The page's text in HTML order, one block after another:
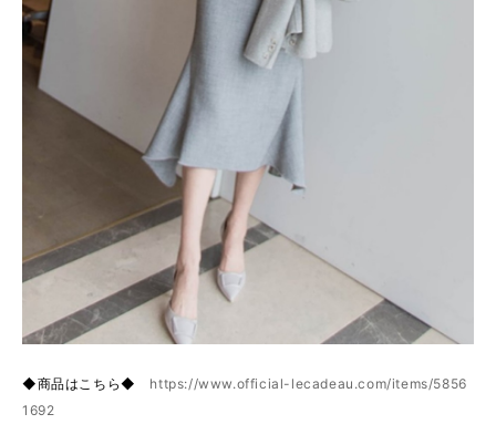
◆商品はこちら◆ https://www.official-lecadeau.com/items/5856
1692